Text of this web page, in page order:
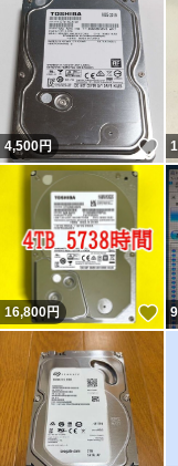
4,500円
16,800円